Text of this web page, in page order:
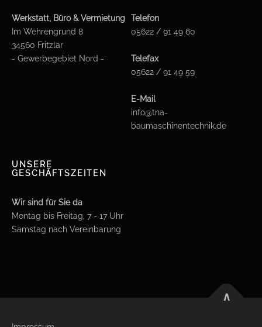
Werkstatt, Büro & Vermietung
Im Wehrengrund 8
34560 Fritzlar
- Gewerbegebiet Nord -
Telefon
05622 / 91 49 60
Telefax
05622 / 91 49 59
E-Mail
info@tna-
baumaschinentechnik.de
UNSERE
GESCHÄFTSZEITEN
Wir sind für Sie da
Montag bis Freitag, 7 - 17 Uhr
Samstag nach Vereinbarung
∧